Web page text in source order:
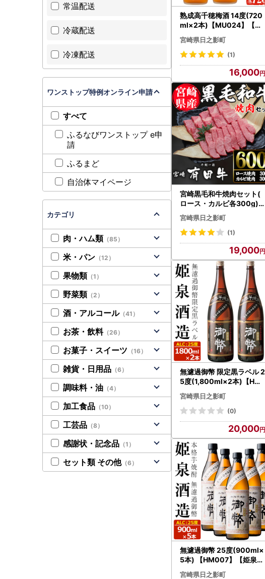
熟成高千穂梅酒 14度(720
ml×2本)【MU024】【日
之影町村おこし総合産業(
株)】
宮崎県日之影町
(1)
16,000
宮崎黒毛和牛焼肉セット(
ロース・カルビ各300g)【
AR005】【(有)有田牧畜
産業 食肉加工センター】
宮崎県日之影町
(1)
19,000
無濾過御幣 限定黒ラベル 2
5度(1,800ml×2本)【HM
001】【姫泉酒造合資会社
】
宮崎県日之影町
(0)
20,000
無濾過御幣 25度(900ml×
5本) 【HM007】【姫泉酒
造合資会社】
宮崎県日之影町
常温配送
冷蔵配送
冷凍配送
ワンストップ特例オンライン申請
すべて
ふるなびワンストップ e申
請
ふるまど
自治体マイページ
カテゴリ
肉・ハム類 （85）
米・パン （12）
果物類 （1）
野菜類 （2）
酒・アルコール（41）
お茶・飲料（26）
お菓子・スイーツ （16）
雑貨・日用品 （6）
調味料・油 （4）
加工食品 （10）
工芸品 （8）
感謝状・記念品 （1）
セット類 その他（6）